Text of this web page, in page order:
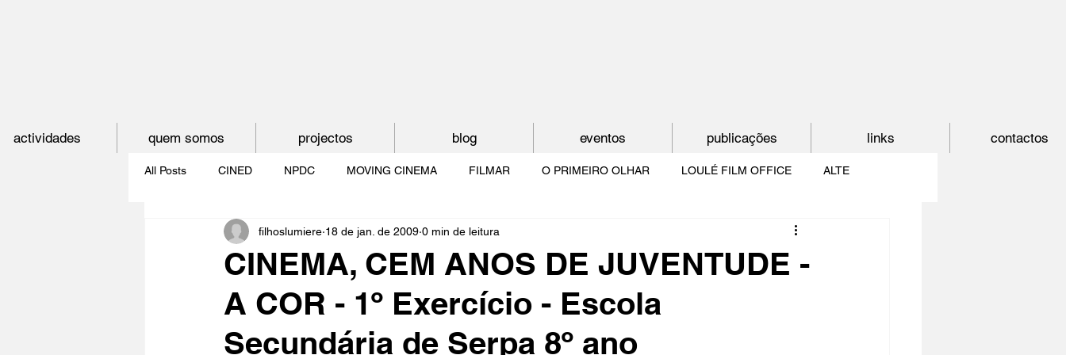
All Posts CINED NPDC MOVING CINEMA FILMAR O PRIMEIRO OLHAR LOULÉ FILM OFFICE ALTE
O CINEMA, CEM ANOS DE JUVENTUDE O MUNDO À NOSSA VOLTA SHORTCUT
CINECLUBE DAS GAIVOTAS O CINEMA POR DENTRO CRESCER COM O CINEMA
CINEMA, CEM ANOS DE JUVENTUDE -
A COR - 1º Exercício - Escola
Secundária de Serpa 8º ano
filhoslumiere 18 de jan. de 2009 0 min de leitura
actividades quem somos projectos blog eventos publicações links contactos